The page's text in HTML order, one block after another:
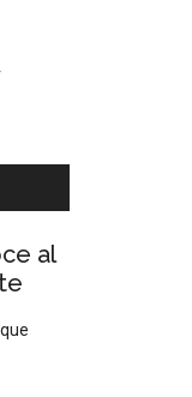
al